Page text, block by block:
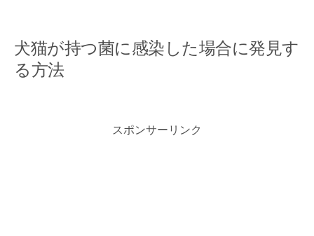
犬猫が持つ菌に感染した場合に発見す
る方法
スポンサーリンク